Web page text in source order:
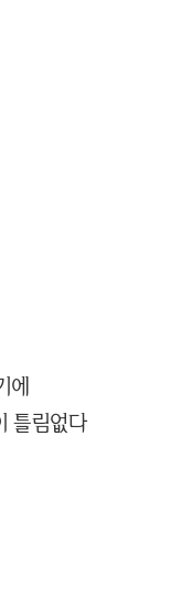
에
틀림없다